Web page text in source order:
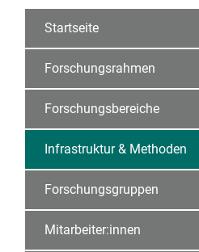
Startseite
Forschungsrahmen
Forschungsbereiche
Infrastruktur & Methoden
Forschungsgruppen
Mitarbeiter:innen